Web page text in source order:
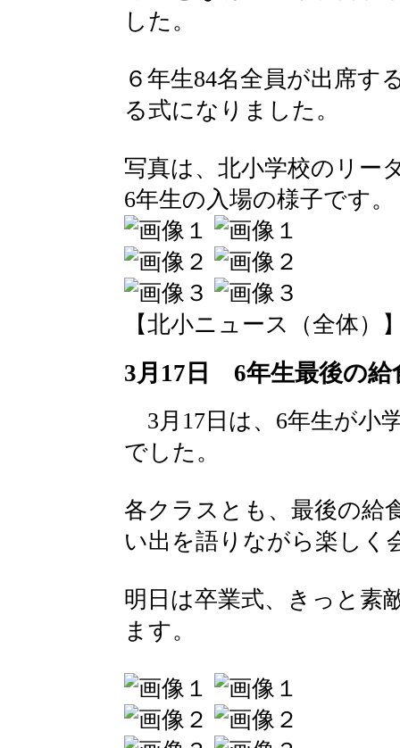
した。
６年生84名全員が出席す
る式になりました。
写真は、北小学校のリー
6年生の入場の様子です。
【北小ニュース（全体）
3月17日 6年生最後の給
3月17日は、6年生が小
でした。
各クラスとも、最後の給
い出を語りながら楽しく
明日は卒業式、きっと素
ます。